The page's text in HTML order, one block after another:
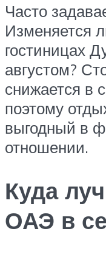
Часто
Изменяется
гостиницах
августом?
снижается в
поэтому
выгодный в
отношении.
Куда
ОАЭ в